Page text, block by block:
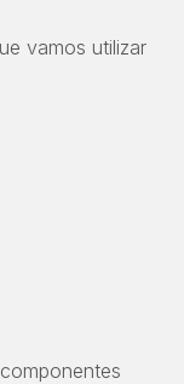
vamos utilizar